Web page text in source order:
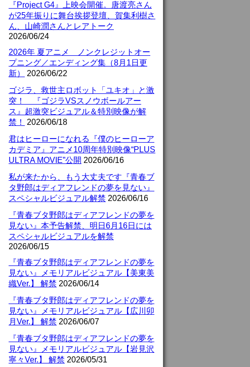
『Project G4』上映会開催。唐渡亮さん
が25年振りに舞台挨拶登壇、賀集利樹さ
ん、山崎潤さんとレアトーク
2026/06/24
2026年 夏アニメ ノンクレジットオー
プニング／エンディング集（8月1日更
新）
2026/06/22
ゴジラ、救世主ロボット「ユキオ」と激
突！ 『ゴジラVSスノウボールアー
ス』超激突ビジュアル＆特別映像が解
禁！
2026/06/18
君はヒーローになれる『僕のヒーローア
カデミア』アニメ10周年特別映像“PLUS
ULTRA MOVIE”公開 2026/06/16
私が来たから、もう大丈夫です『青春ブ
タ野郎はディアフレンドの夢を見ない』
スペシャルビジュアル解禁 2026/06/16
『青春ブタ野郎はディアフレンドの夢を
見ない』本予告解禁、明日6月16日には
スペシャルビジュアルを解禁
2026/06/15
『青春ブタ野郎はディアフレンドの夢を
見ない』メモリアルビジュアル【美東美
織Ver.】 解禁 2026/06/14
『青春ブタ野郎はディアフレンドの夢を
見ない』メモリアルビジュアル【広川卯
月Ver.】 解禁 2026/06/07
『青春ブタ野郎はディアフレンドの夢を
見ない』メモリアルビジュアル【岩見沢
寧々Ver.】 解禁 2026/05/31